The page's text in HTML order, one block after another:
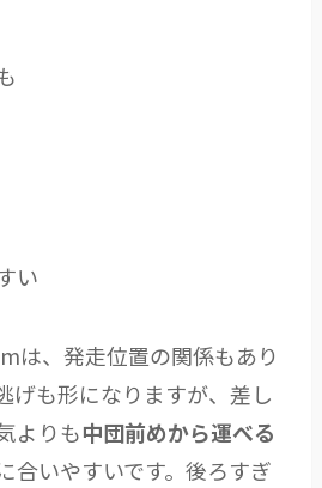
い
は、発走位置の関係もあり
げも形になりますが、差し
よりも中団前めから運べる
合いやすいです。後ろすぎ